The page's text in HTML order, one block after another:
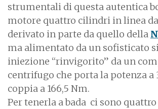
strumentali di questa autentica
motore quattro cilindri in linea
derivato in parte da quello della
ma alimentato da un sofisticato
iniezione “rinvigorito” da un
centrifugo che porta la potenza a
coppia a 166,5 Nm.
Per tenerla a bada ci sono